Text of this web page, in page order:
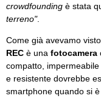
crowdfounding è stata
terreno".
Come già avevamo
REC è una fotocamera
compatto,
e resistente dovrebbe
smartphone quando si